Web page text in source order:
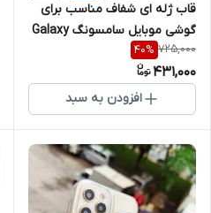
قاب ژله ای شفاف مناسب برای
گوشی موبایل سامسونگ Galaxy
S22 Ultra
725,000
40%
431,000
افزودن به سبد